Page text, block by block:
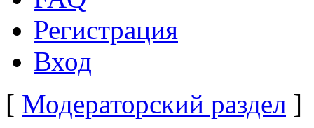
Регистрация
Вход
[ Модераторский раздел ]